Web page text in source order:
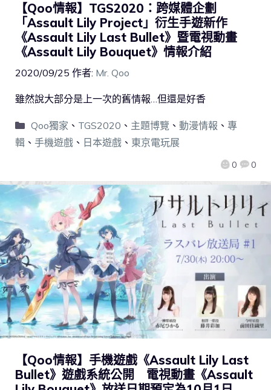
【Qoo情報】TGS2020：跨媒體企劃
「Assault Lily Project」衍生手遊新作
《Assault Lily Last Bullet》暨電視動畫
《Assault Lily Bouquet》情報介紹
2020/09/25 作者: Mr. Qoo
0 0
雖然說大部分是上一次的舊情報…但還是好香
Qoo獨家 、 TGS2020 、 主題博覽 、 動漫情報 、 專
輯 、 手機遊戲 、 日本遊戲 、 東京電玩展
【Qoo情報】手機遊戲《Assault Lily Last
Bullet》遊戲系統公開 電視動畫《Assault